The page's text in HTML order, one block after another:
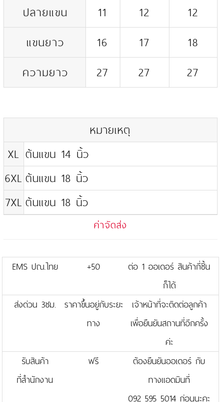
ปลายแขน
11 12
12
แขนยาว
16 17
18
ความยาว
27 27 27
หมายเหตุ
XL ต้นแขน 14 นิ้ว
6XL ต้นแขน 18 นิ้ว
7XL ต้นแขน 18 นิ้ว
ค่าจัดส่ง
EMS ปณ.ไทย +50
ต่อ 1 ออเดอร์ สินค้ากี่ชิ้น
ก็ได้
ส่งด่วน 3ชม.
ราคาขึ้นอยู่กับระยะ
ทาง
เจ้าหน้าที่จะติดต่อลูกค้า
เพื่อยืนยันสถานที่อีกครั้ง
ค่ะ
รับสินค้า
ที่สำนักงาน
ฟรี
ต้องยืนยันออเดอร์ กับ
ทางแอดมินที่
092 595 5014 ก่อนนะคะ